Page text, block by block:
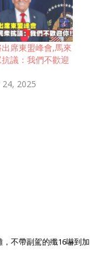
席東盟峰會,馬來
議：我們不歡迎
2025
不帶副駕的殲16嚇到加